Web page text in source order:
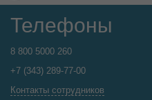
Телефоны
8 800 5000 260
+7 (343) 289-77-00
Контакты сотрудников